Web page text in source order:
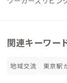
関連キーワー
地域交流 東京駅